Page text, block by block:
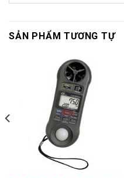
SẢN PHẨM TƯƠNG TỰ